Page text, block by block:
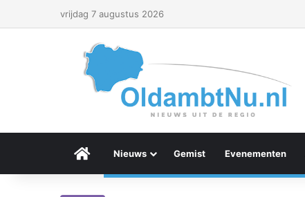
vrijdag 7 augustus 2026
Menu Item
Nieuws Gemist Evenementen